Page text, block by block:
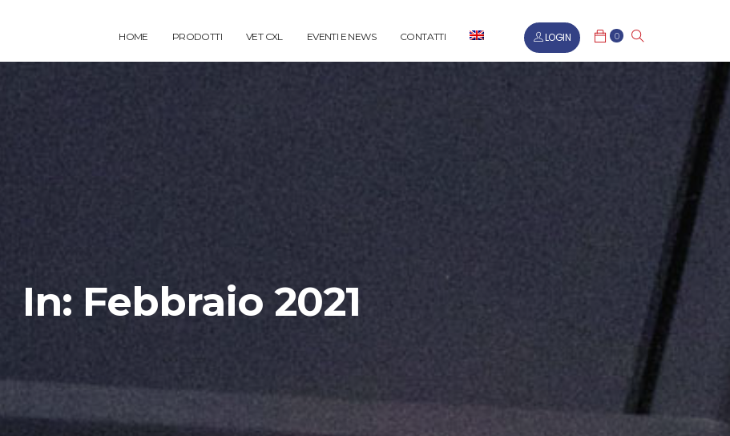
HOME PRODOTTI VET CXL EVENTI E NEWS CONTATTI LOGIN 0
In: Febbraio 2021